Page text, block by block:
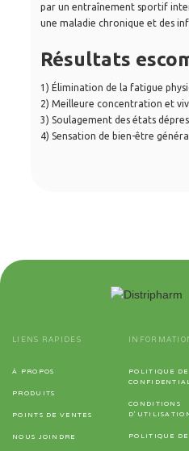
par un entraînement sportif
une maladie chronique et des
Résultats
1) Élimination de la fatigue
2) Meilleure concentration et
3) Soulagement des états
4) Sensation de bien-être
LIENS RAPIDES
À PROPOS
PRODUITS
POINTS DE VENTES
NOUS JOINDRE
POLITIQUE DE
CONDITIONS
POLITIQUE DE